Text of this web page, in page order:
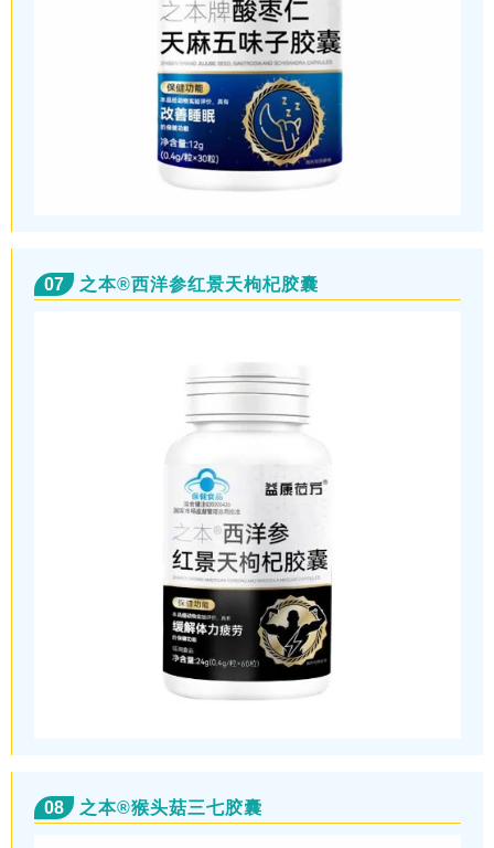
07 之本®西洋参红景天枸杞胶囊
08 之本®猴头菇三七胶囊